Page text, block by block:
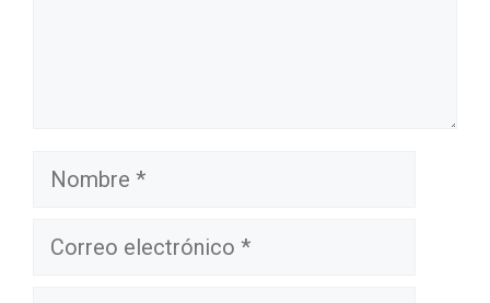
Nombre
Correo